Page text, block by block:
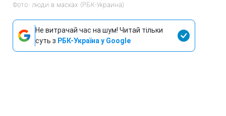
Фото: люди в масках (РБК-Украина)
Не витрачай час на шум! Читай тільки
суть з РБК-Україна у Google